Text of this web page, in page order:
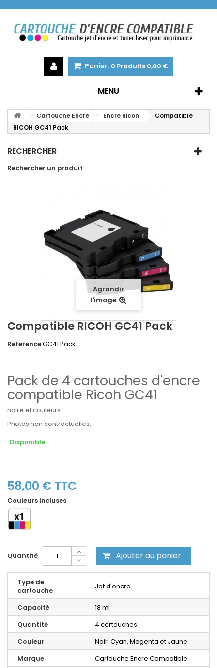
Panier: 0 Produits 0,00 €
MENU
Cartouche Encre Encre Ricoh
Compatible
RICOH GC41 Pack
RECHERCHER
Rechercher un produit
Agrandir
l'image
Compatible RICOH GC41 Pack
RéférenceGC41 Pack
Pack de 4 cartouches d'encre
compatible Ricoh GC41
noire et couleurs.
Photos non contractuelles.
Disponible
58,00 € TTC
Couleurs incluses
Quantité Ajouter au panier
Type de
cartouche
Jet d'encre
Capacité
18 ml
Quantité
4 cartouches
Couleur
Noir, Cyan, Magenta et Jaune
Marque
Cartouche Encre Compatible